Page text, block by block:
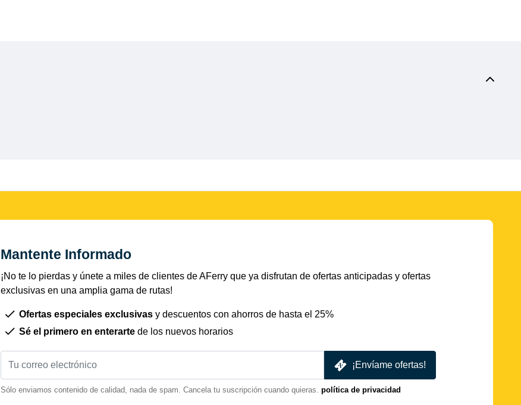
Mantente Informado
¡No te lo pierdas y únete a miles de clientes de AFerry que ya disfrutan de ofertas anticipadas y ofertas
exclusivas en una amplia gama de rutas!
Ofertas especiales exclusivas y descuentos con ahorros de hasta el 25%
Sé el primero en enterarte de los nuevos horarios
¡Envíame ofertas!
Sólo enviamos contenido de calidad, nada de spam. Cancela tu suscripción cuando quieras. política de privacidad